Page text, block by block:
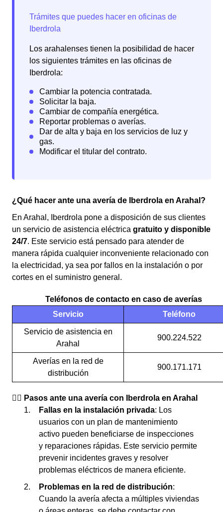
Los arahalenses tienen la posibilidad de hacer
los siguientes trámites en las oficinas de
Iberdrola:
¿Qué hacer ante una avería de Iberdrola en Arahal?
En Arahal, Iberdrola pone a disposición de sus clientes
un servicio de asistencia eléctrica gratuito y disponible
24/7. Este servicio está pensado para atender de
manera rápida cualquier inconveniente relacionado con
la electricidad, ya sea por fallos en la instalación o por
cortes en el suministro general.
Teléfonos de contacto en caso de averías
Servicio
Teléfono
Servicio de asistencia en
Arahal
900.224.522
Averías en la red de
distribución
900.171.171
👉🏼 Pasos ante una avería con Iberdrola en Arahal
Fallas en la instalación privada: Los
usuarios con un plan de mantenimiento
activo pueden beneficiarse de inspecciones
y reparaciones rápidas. Este servicio permite
prevenir incidentes graves y resolver
problemas eléctricos de manera eficiente.
Problemas en la red de distribución:
Cuando la avería afecta a múltiples viviendas